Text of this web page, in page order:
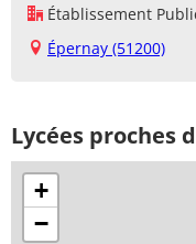
Établissement
Épernay (51200)
Lycées proches
+
−